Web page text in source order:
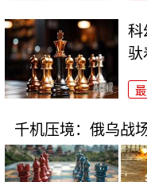
科
驮
千机压境：俄乌战